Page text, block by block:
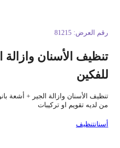
العرض: 81215
الأسنان وازالة
الأسنان وازالة الجير + أشعة
لديه تقويم او تركيبات
تنظيف